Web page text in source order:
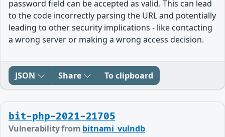
password field can be accepted as valid. This can lead
to the code incorrectly parsing the URL and potentially
leading to other security implications - like contacting
a wrong server or making a wrong access decision.
JSON Share To clipboard
bit-php-2021-21705
Vulnerability from bitnami_vulndb